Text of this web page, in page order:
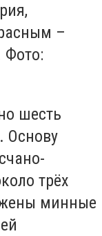
–
шесть
Основу
трёх
минные